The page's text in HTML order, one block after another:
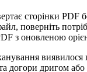
сторінки PDF
поверніть
з оновленою
виявилося
догори дригом